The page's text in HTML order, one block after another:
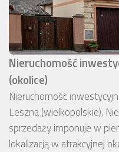
Nieruchomość
(okolice)
Nieruchomość
Leszna (wielkopolskie).
sprzedaży imponuje w
lokalizacją w atrakcyjnej